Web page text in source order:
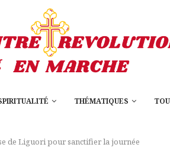
THÉMATIQUES
de Liguori pour sanctifier la journée